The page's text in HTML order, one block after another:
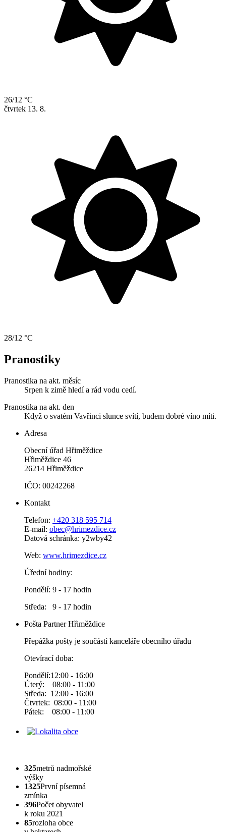
26/12 °C
čtvrtek 13. 8.
28/12 °C
Pranostiky
Pranostika na akt. měsíc
Srpen k zimě hledí a rád vodu cedí.
Pranostika na akt. den
Když o svatém Vavřinci slunce svítí, budem dobré víno míti.
Adresa
Obecní úřad Hřiměždice
Hřiměždice 46
26214 Hřiměždice
IČO: 00242268
Kontakt
Telefon: +420 318 595 714
E-mail: obec@hrimezdice.cz
Datová schránka: y2wby42
Web: www.hrimezdice.cz
Úřední hodiny:
Pondělí: 9 - 17 hodin
Středa: 9 - 17 hodin
Pošta Partner Hřiměždice
Přepážka pošty je součástí kanceláře obecního úřadu
Otevírací doba:
Pondělí:12:00 - 16:00
Úterý: 08:00 - 11:00
Středa: 12:00 - 16:00
Čtvrtek: 08:00 - 11:00
Pátek: 08:00 - 11:00
325metrů nadmořské
výšky
1325První písemná
zmínka
396Počet obyvatel
k roku 2021
85rozloha obce